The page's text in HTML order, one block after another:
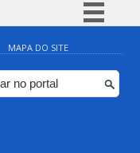
Simplifique!
Comunica BR
Participe
MAPA DO SITE